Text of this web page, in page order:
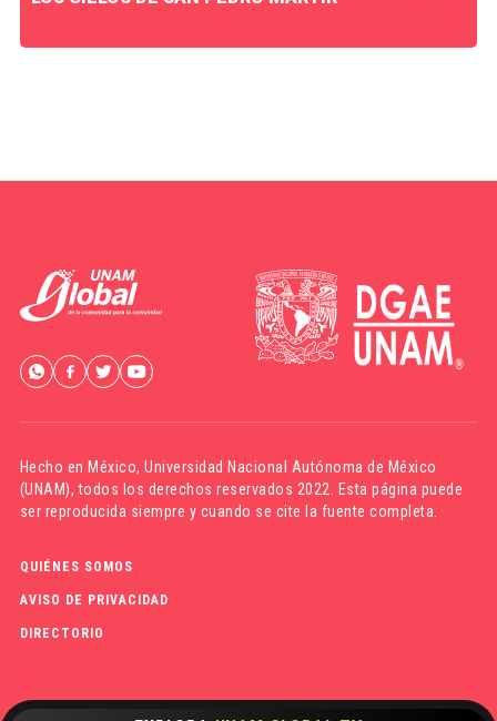
Hecho en México,Universidad Nacional Autónoma de México
(UNAM), todos los derechos reservados 2022. Esta página puede
ser reproducida siempre y cuando se cite la fuente completa.
QUIÉNES SOMOS
AVISO DE PRIVACIDAD
DIRECTORIO